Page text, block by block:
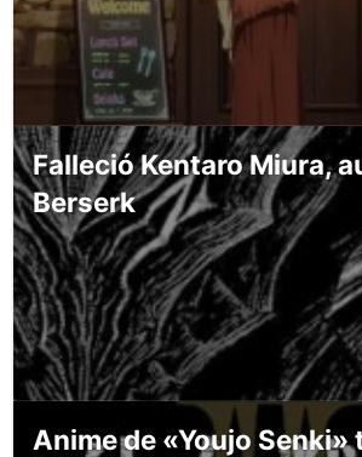
Falleció Kentaro Miura,
Berserk
Anime de «Youjo Senki»